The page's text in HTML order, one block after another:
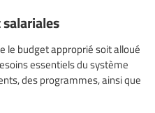
le budget approprié soit alloué
essentiels du système
des programmes, ainsi que